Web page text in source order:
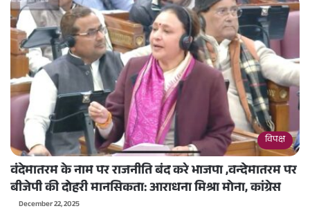
विपक्ष
वंदेमातरम के नाम पर राजनीति बंद करे भाजपा ,वन्देमातरम पर
बीजेपी की दोहरी मानसिकता: आराधना मिश्रा मोना, कांग्रेस
December 22, 2025